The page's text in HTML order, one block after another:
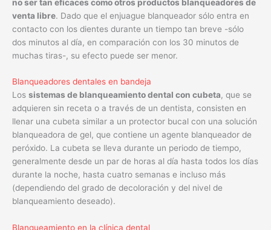
no ser tan eficaces como otros productos blanqueadores de
venta libre. Dado que el enjuague blanqueador sólo entra en
contacto con los dientes durante un tiempo tan breve -sólo
dos minutos al día, en comparación con los 30 minutos de
muchas tiras-, su efecto puede ser menor.
Blanqueadores dentales en bandeja
Los sistemas de blanqueamiento dental con cubeta, que se
adquieren sin receta o a través de un dentista, consisten en
llenar una cubeta similar a un protector bucal con una solución
blanqueadora de gel, que contiene un agente blanqueador de
peróxido. La cubeta se lleva durante un periodo de tiempo,
generalmente desde un par de horas al día hasta todos los días
durante la noche, hasta cuatro semanas e incluso más
(dependiendo del grado de decoloración y del nivel de
blanqueamiento deseado).
Blanqueamiento en la clínica dental